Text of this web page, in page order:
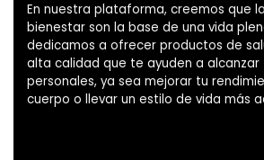
En nuestra plataforma, creemos que
bienestar son la base de una vida
dedicamos a ofrecer productos de
alta calidad que te ayuden a alcanzar
personales, ya sea mejorar tu
cuerpo o llevar un estilo de vida más